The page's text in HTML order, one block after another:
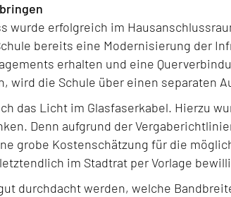
wurde erfolgreich im
bereits eine Modernisierung der
erhalten und eine
wird die Schule über einen separaten
das Licht im Glasfaserkabel. Hierzu
Denn aufgrund der
grobe Kostenschätzung für die
im Stadtrat per Vorlage
durchdacht werden, welche